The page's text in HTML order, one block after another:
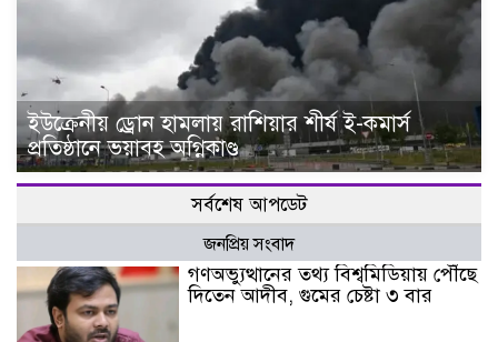
ইউক্রেনীয় ড্রোন হামলায় রাশিয়ার শীর্ষ ই-কমার্স
প্রতিষ্ঠানে ভয়াবহ অগ্নিকাণ্ড
সর্বশেষ আপডেট
জনপ্রিয় সংবাদ
গণঅভ্যুত্থানের তথ্য বিশ্বমিডিয়ায় পৌঁছে
দিতেন আদীব, গুমের চেষ্টা ৩ বার